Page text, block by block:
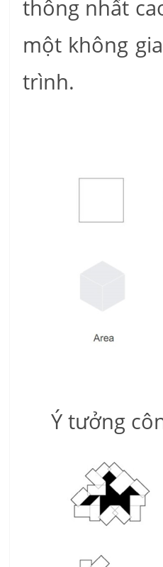
thông nhất
một không
trình.
Ý tưởng